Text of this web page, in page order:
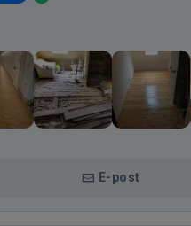
E-post